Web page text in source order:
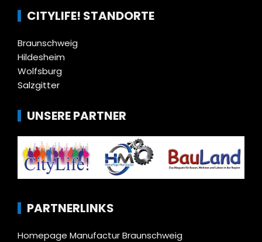
CITYLIFE! STANDORTE
Braunschweig
Hildesheim
Wolfsburg
Salzgitter
UNSERE PARTNER
PARTNERLINKS
Homepage Manufactur Braunschweig